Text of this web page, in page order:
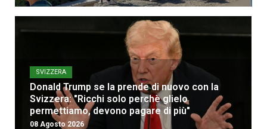
SVIZZERA
Donald Trump se la prende di nuovo con la
Svizzera: "Ricchi solo perchè glielo
permettiamo, devono pagare di più"
08 Agosto 2026